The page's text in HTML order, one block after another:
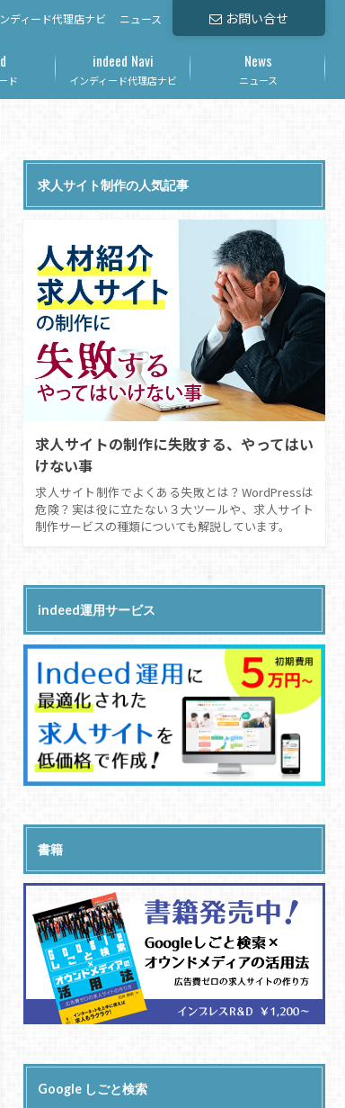
お問い合せ
ディード代理店ナビ ニュース
ド インディード代理店ナビ
indeed Navi
ニュース
News
求人サイト制作の人気記事
求人サイトの制作に失敗する、やってはい
けない事
求人サイト制作でよくある失敗とは？WordPressは
危険？実は役に立たない３大ツールや、求人サイト
制作サービスの種類についても解説しています。
indeed運用サービス
書籍
Google しごと検索